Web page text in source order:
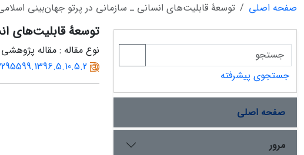
صفحه اصلی توسعۀ قابلیت‌های انسانی ـ سازمانی در پرتو جهان‌بینی
توسعۀ قابلیت‌های
نوع مقاله : مقاله پژوهشی
جستجوی پیشرفته
صفحه اصلی
مرور